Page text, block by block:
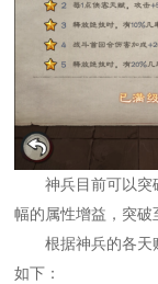
神兵目前可以突
幅的属性增益，突破
根据神兵的各天
如下：